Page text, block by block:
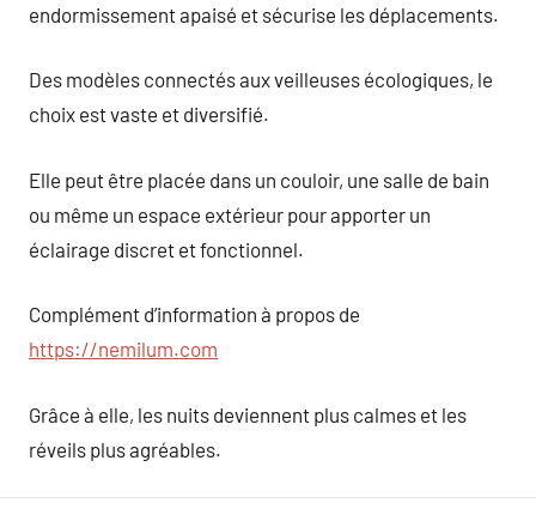
endormissement apaisé et sécurise les déplacements.
Des modèles connectés aux veilleuses écologiques, le
choix est vaste et diversifié.
Elle peut être placée dans un couloir, une salle de bain
ou même un espace extérieur pour apporter un
éclairage discret et fonctionnel.
Complément d’information à propos de
https://nemilum.com
Grâce à elle, les nuits deviennent plus calmes et les
réveils plus agréables.